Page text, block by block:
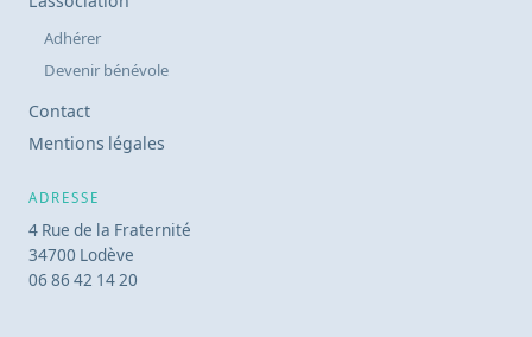
Adhérer
Devenir bénévole
Contact
Mentions légales
ADRESSE
4 Rue de la Fraternité
34700 Lodève
06 86 42 14 20